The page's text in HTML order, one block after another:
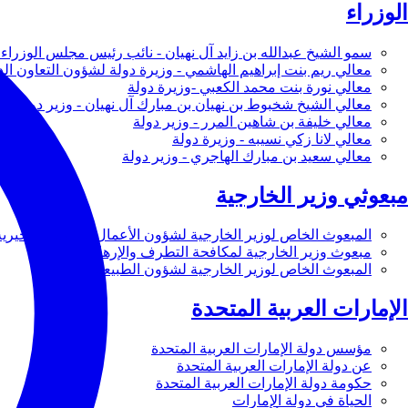
الوزراء
سمو الشيخ عبدالله بن زايد آل نهيان - نائب رئيس مجلس الوزراء
معالي ريم بنت إبراهيم الهاشمي - وزيرة دولة لشؤون التعاون
معالي نورة بنت محمد الكعبي -وزيرة دولة
معالي الشيخ شخبوط بن نهيان بن مبارك آل نهيان - وزير دولة
معالي خليفة بن شاهين المرر - وزير دولة
معالي لانا زكي نسيبه - وزيرة دولة
معالي سعيد بن مبارك الهاجري - وزير دولة
مبعوثي وزير الخارجية
المبعوث الخاص لوزير الخارجية لشؤون الأعمال والأعمال
مبعوث وزير الخارجية لمكافحة التطرف والإرهاب
المبعوث الخاص لوزير الخارجية لشؤون الطبيعة
الإمارات العربية المتحدة
مؤسس دولة الإمارات العربية المتحدة
عن دولة الإمارات العربية المتحدة
حكومة دولة الإمارات العربية المتحدة
الحياة في دولة الإمارات